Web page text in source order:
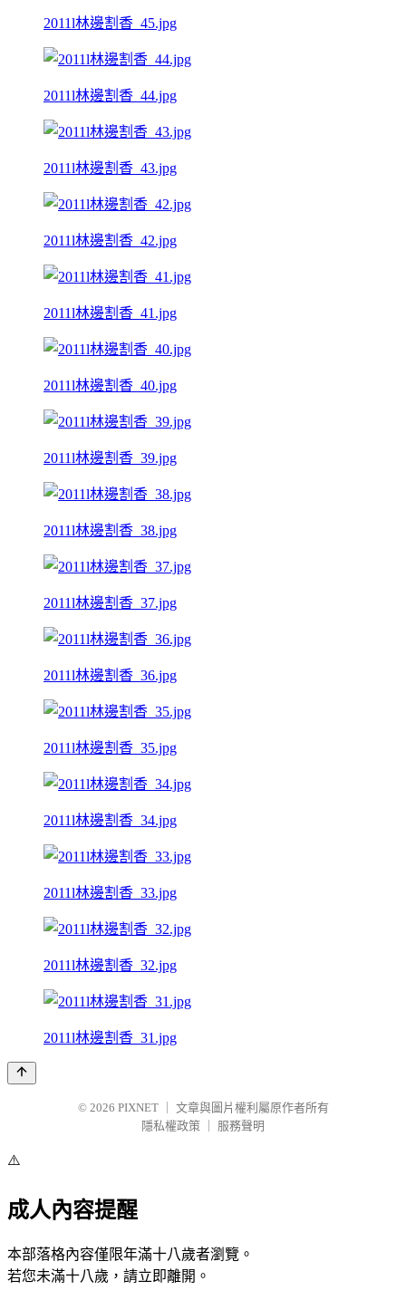
2011l林邊割香_45.jpg
2011l林邊割香_44.jpg
2011l林邊割香_43.jpg
2011l林邊割香_42.jpg
2011l林邊割香_41.jpg
2011l林邊割香_40.jpg
2011l林邊割香_39.jpg
2011l林邊割香_38.jpg
2011l林邊割香_37.jpg
2011l林邊割香_36.jpg
2011l林邊割香_35.jpg
2011l林邊割香_34.jpg
2011l林邊割香_33.jpg
2011l林邊割香_32.jpg
2011l林邊割香_31.jpg
© 2026 PIXNET
文章與圖片權利屬原作者所有
隱私權政策
服務聲明
⚠️
成人內容提醒
本部落格內容僅限年滿十八歲者瀏覽。
若您未滿十八歲，請立即離開。